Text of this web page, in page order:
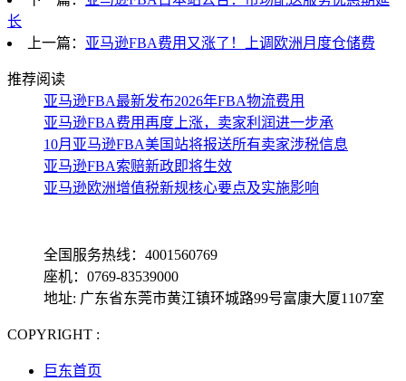
长
上一篇： 亚马逊FBA费用又涨了！上调欧洲月度仓储费
推荐阅读
亚马逊FBA最新发布2026年FBA物流费用
亚马逊FBA费用再度上涨，卖家利润进一步承
10月亚马逊FBA美国站将报送所有卖家涉税信息
亚马逊FBA索赔新政即将生效
亚马逊欧洲增值税新规核心要点及实施影响
全国服务热线：4001560769
座机：0769-83539000
地址: 广东省东莞市黄江镇环城路99号富康大厦1107室
COPYRIGHT :
巨东首页